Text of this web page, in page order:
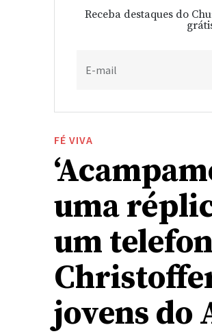
Receba destaques do
E-mail
FÉ VIVA
uma
um
jovens do